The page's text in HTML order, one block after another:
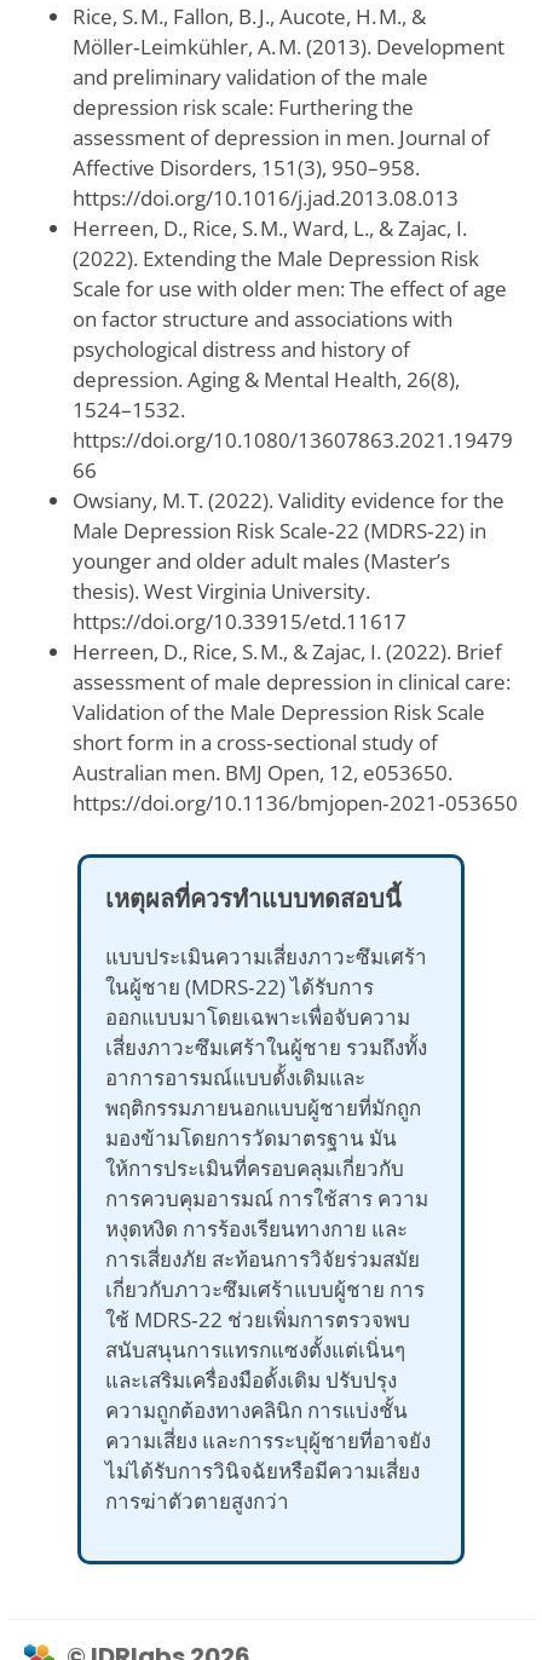
Rice, S. M., Fallon, B. J., Aucote, H. M., &
Möller‑Leimkühler, A. M. (2013). Development
and preliminary validation of the male
depression risk scale: Furthering the
assessment of depression in men. Journal of
Affective Disorders, 151(3), 950–958.
https://doi.org/10.1016/j.jad.2013.08.013
Herreen, D., Rice, S. M., Ward, L., & Zajac, I.
(2022). Extending the Male Depression Risk
Scale for use with older men: The effect of age
on factor structure and associations with
psychological distress and history of
depression. Aging & Mental Health, 26(8),
1524–1532.
https://doi.org/10.1080/13607863.2021.19479
66
Owsiany, M. T. (2022). Validity evidence for the
Male Depression Risk Scale‑22 (MDRS‑22) in
younger and older adult males (Master’s
thesis). West Virginia University.
https://doi.org/10.33915/etd.11617
Herreen, D., Rice, S. M., & Zajac, I. (2022). Brief
assessment of male depression in clinical care:
Validation of the Male Depression Risk Scale
short form in a cross‑sectional study of
Australian men. BMJ Open, 12, e053650.
https://doi.org/10.1136/bmjopen‑2021‑053650
เหตุผลที่ควรทำแบบทดสอบนี้
แบบประเมินความเสี่ยงภาวะซึมเศร้า
ในผู้ชาย (MDRS‑22) ได้รับการ
ออกแบบมาโดยเฉพาะเพื่อจับความ
เสี่ยงภาวะซึมเศร้าในผู้ชาย รวมถึงทั้ง
อาการอารมณ์แบบดั้งเดิมและ
พฤติกรรมภายนอกแบบผู้ชายที่มักถูก
มองข้ามโดยการวัดมาตรฐาน มัน
ให้การประเมินที่ครอบคลุมเกี่ยวกับ
การควบคุมอารมณ์ การใช้สาร ความ
หงุดหงิด การร้องเรียนทางกาย และ
การเสี่ยงภัย สะท้อนการวิจัยร่วมสมัย
เกี่ยวกับภาวะซึมเศร้าแบบผู้ชาย การ
ใช้ MDRS‑22 ช่วยเพิ่มการตรวจพบ
สนับสนุนการแทรกแซงตั้งแต่เนิ่นๆ
และเสริมเครื่องมือดั้งเดิม ปรับปรุง
ความถูกต้องทางคลินิก การแบ่งชั้น
ความเสี่ยง และการระบุผู้ชายที่อาจยัง
ไม่ได้รับการวินิจฉัยหรือมีความเสี่ยง
การฆ่าตัวตายสูงกว่า